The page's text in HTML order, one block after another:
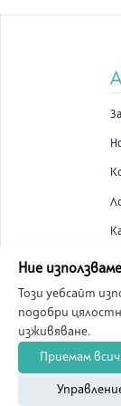
Ние
Този уебсайт
подобри
изживяване.
Приемам